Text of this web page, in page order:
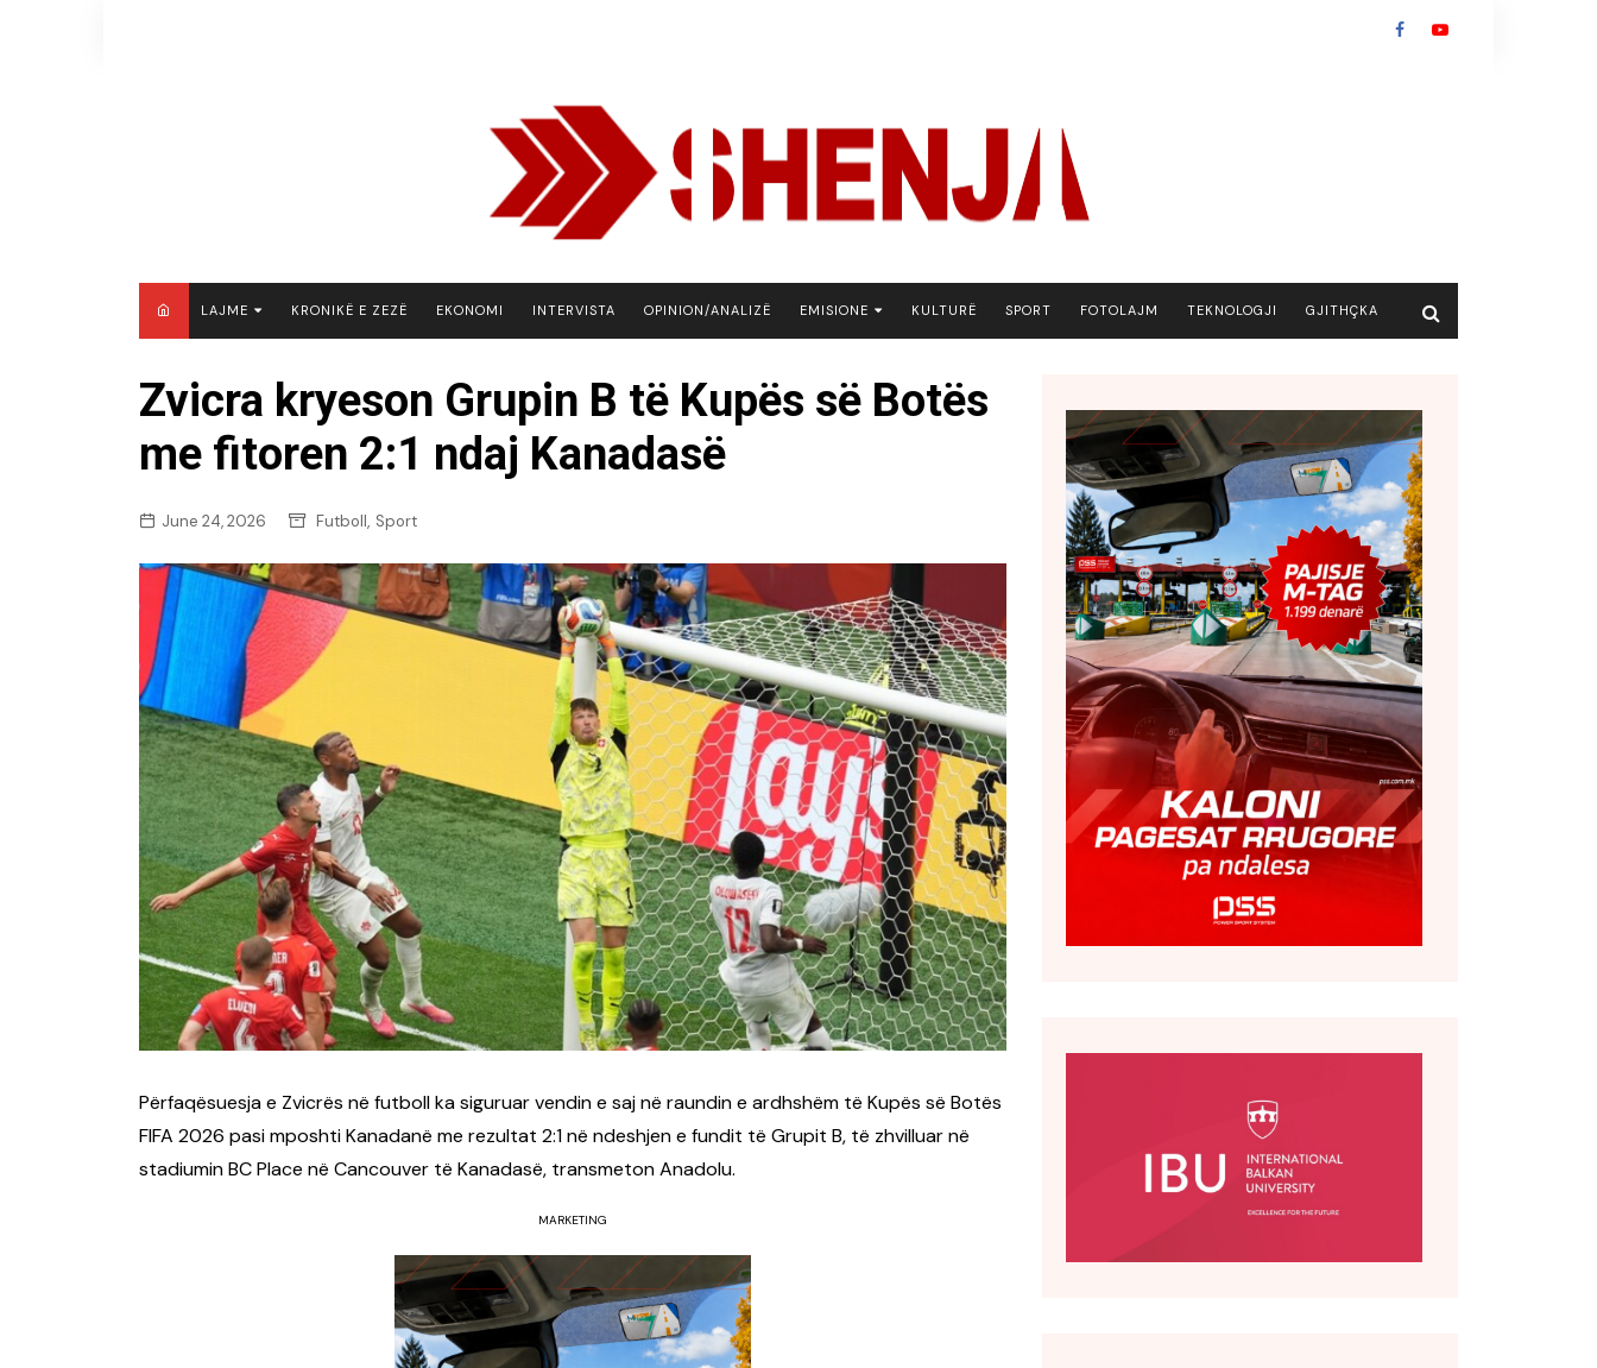
LAJME
KOSOVË
SHQIPËRI
BOTË
KRONIKË E ZEZË EKONOMI INTERVISTA OPINION/ANALIZË EMISIONE
BOTA NE FOKUS
GJURMË
INTERVISTA EMISION
KONAKU
KU E KISHIM FJALEN
LIGJERATE FETARE
PARADITE ME NE
PIKËPAMJE
RECETA E DITES
RELAKS
RETRO JAVORE
KULTURË SPORT FOTOLAJM TEKNOLOGJI GJITHÇKA
Zvicra kryeson Grupin B të Kupës së Botës
me fitoren 2:1 ndaj Kanadasë
June 24, 2026 Futboll, Sport
Përfaqësuesja e Zvicrës në futboll ka siguruar vendin e saj në raundin e ardhshëm të Kupës së Botës
FIFA 2026 pasi mposhti Kanadanë me rezultat 2:1 në ndeshjen e fundit të Grupit B, të zhvilluar në
stadiumin BC Place në Cancouver të Kanadasë, transmeton Anadolu.
MARKETING